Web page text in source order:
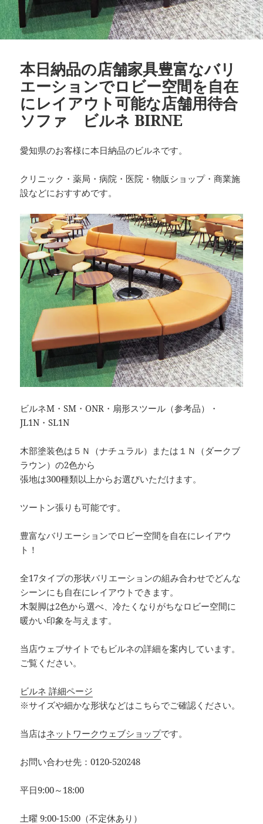
本日納品の店舗家具豊富なバリ
エーションでロビー空間を自在
にレイアウト可能な店舗用待合
ソファ ビルネ BIRNE
愛知県のお客様に本日納品のビルネです。
クリニック・薬局・病院・医院・物販ショップ・商業施
設などにおすすめです。
ビルネM・SM・ONR・扇形スツール（参考品）・
JL1N・SL1N
木部塗装色は５Ｎ（ナチュラル）または１Ｎ（ダークブ
ラウン）の2色から
張地は300種類以上からお選びいただけます。
ツートン張りも可能です。
豊富なバリエーションでロビー空間を自在にレイアウ
ト！
全17タイプの形状バリエーションの組み合わせでどんな
シーンにも自在にレイアウトできます。
木製脚は2色から選べ、冷たくなりがちなロビー空間に
暖かい印象を与えます。
当店ウェブサイトでもビルネの詳細を案内しています。
ご覧ください。
ビルネ 詳細ページ
※サイズや細かな形状などはこちらでご確認ください。
当店はネットワークウェブショップです。
お問い合わせ先：0120-520248
平日9:00～18:00
土曜 9:00-15:00（不定休あり）